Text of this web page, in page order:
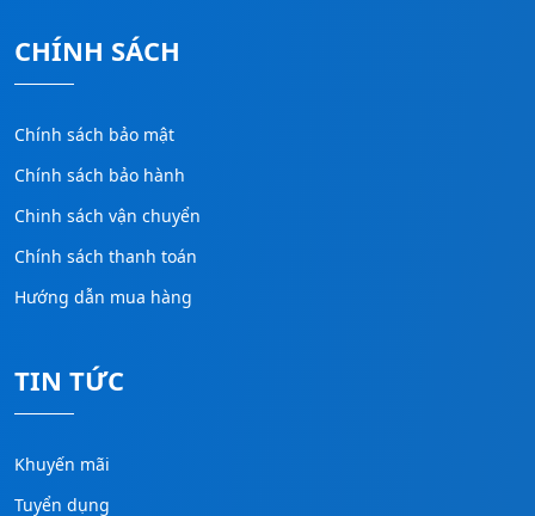
CHÍNH SÁCH
Chính sách bảo mật
Chính sách bảo hành
Chinh sách vận chuyển
Chính sách thanh toán
Hướng dẫn mua hàng
TIN TỨC
Khuyến mãi
Tuyển dụng